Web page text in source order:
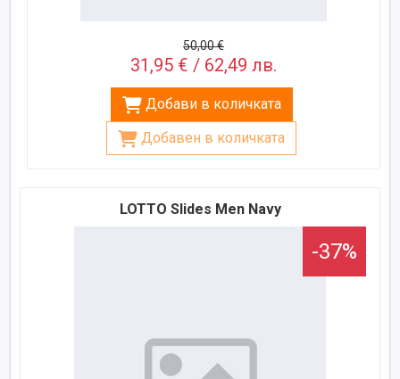
50,00 €
31,95 € / 62,49 лв.
Добави в количката
Добавен в количката
LOTTO Slides Men Navy
-37%